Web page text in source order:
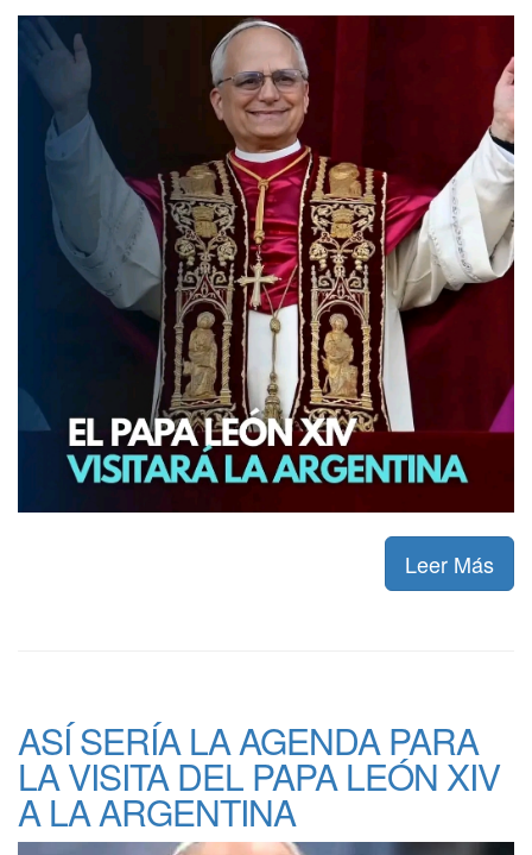
Leer Más
ASÍ SERÍA LA AGENDA PARA
LA VISITA DEL PAPA LEÓN XIV
A LA ARGENTINA